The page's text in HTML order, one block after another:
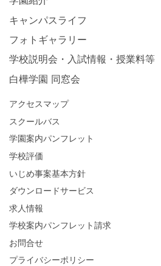
キャンパスライフ
フォトギャラリー
学校説明会・入試情報・授業料等
白樺学園 同窓会
アクセスマップ
スクールバス
学園案内パンフレット
学校評価
いじめ事案基本方針
ダウンロードサービス
求人情報
学校案内パンフレット請求
お問合せ
プライバシーポリシー